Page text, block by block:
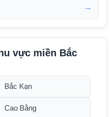
→
vực miền Bắc
Bắc Kạn
Cao Bằng